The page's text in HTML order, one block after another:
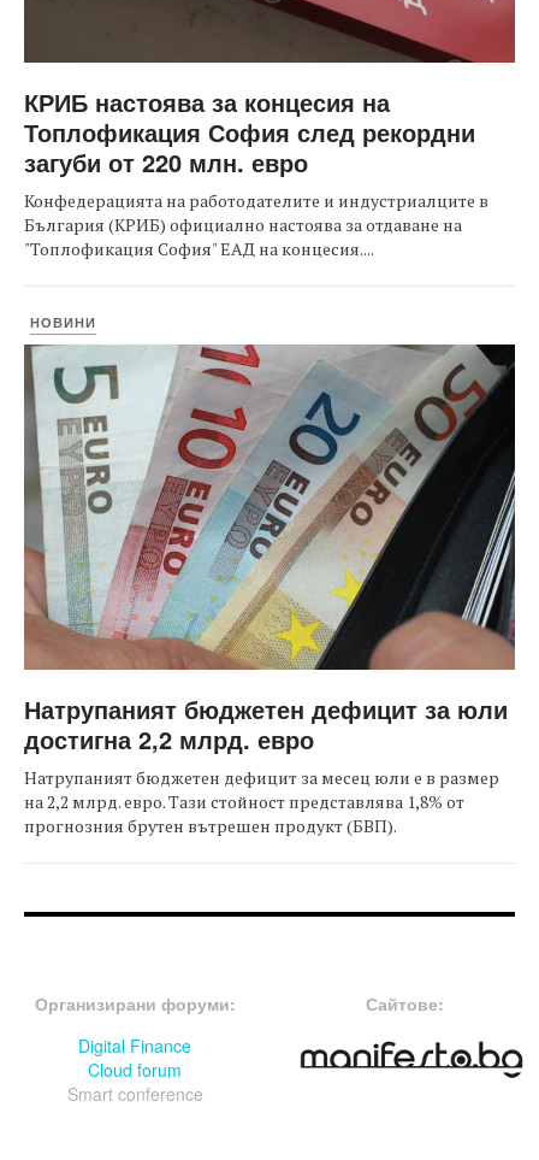
КРИБ настоява за концесия на
Топлофикация София след рекордни
загуби от 220 млн. евро
Конфедерацията на работодателите и индустриалците в
България (КРИБ) официално настоява за отдаване на
"Топлофикация София" ЕАД на концесия....
НОВИНИ
Натрупаният бюджетен дефицит за юли
достигна 2,2 млрд. евро
Натрупаният бюджетен дефицит за месец юли е в размер
на 2,2 млрд. евро. Тази стойност представлява 1,8% от
прогнозния брутен вътрешен продукт (БВП).
Организирани форуми:
Digital Finance
Cloud forum
Smart conference
Сайтове: